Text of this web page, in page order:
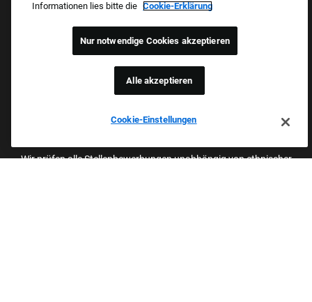
Kultur & Werte
Unsere Marken
Zurückkehrender Bewerber
FAQ – Häufig gestellte Fragen
Stolzer Arbeitgeber Mit Beruflicher
Wir prüfen alle Stellenbewerbungen unabhängig von ethnischer
Informationen lies bitte die Cookie-Erklärung
Cookie-Einstellungen
Nur notwendige Cookies akzeptieren
Alle akzeptieren